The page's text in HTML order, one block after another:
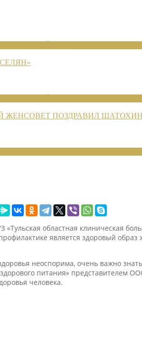
ПОЗДРАВИЛ
областная клиническая
является здоровый
неоспорима, очень важно
питания» представителем
человека.